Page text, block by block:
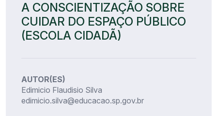
A CONSCIENTIZAÇÃO SOBRE
CUIDAR DO ESPAÇO PÚBLICO
(ESCOLA CIDADÃ)
AUTOR(ES)
Edimicio Flaudisio Silva
edimicio.silva@educacao.sp.gov.br